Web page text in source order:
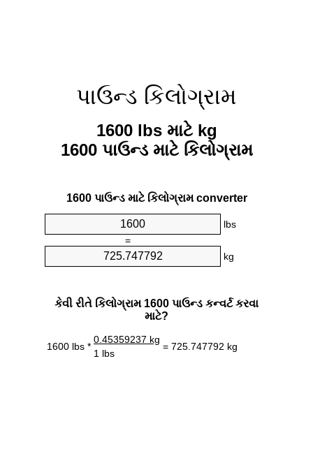
પાઉન્ડ કિલોગ્રામ
1600 lbs માટે kg
1600 પાઉન્ડ માટે કિલોગ્રામ
1600 પાઉન્ડ માટે કિલોગ્રામ converter
lbs
=
kg
કેવી રીતે કિલોગ્રામ 1600 પાઉન્ડ કન્વર્ટ કરવા
માટે?
1600 lbs *
0.45359237 kg
= 725.747792 kg
1 lbs